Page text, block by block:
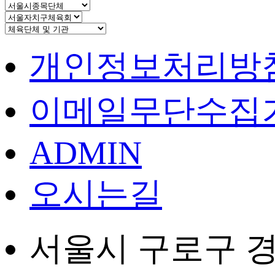
개인정보처리방
이메일무단수집
ADMIN
오시는길
서울시 구로구